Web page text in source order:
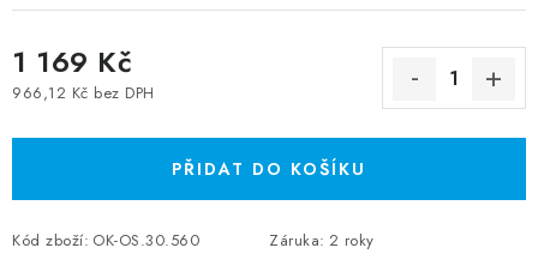
1 169 Kč
966,12 Kč bez DPH
PŘIDAT DO KOŠÍKU
Kód zboží: OK-OS.30.560 Záruka: 2 roky